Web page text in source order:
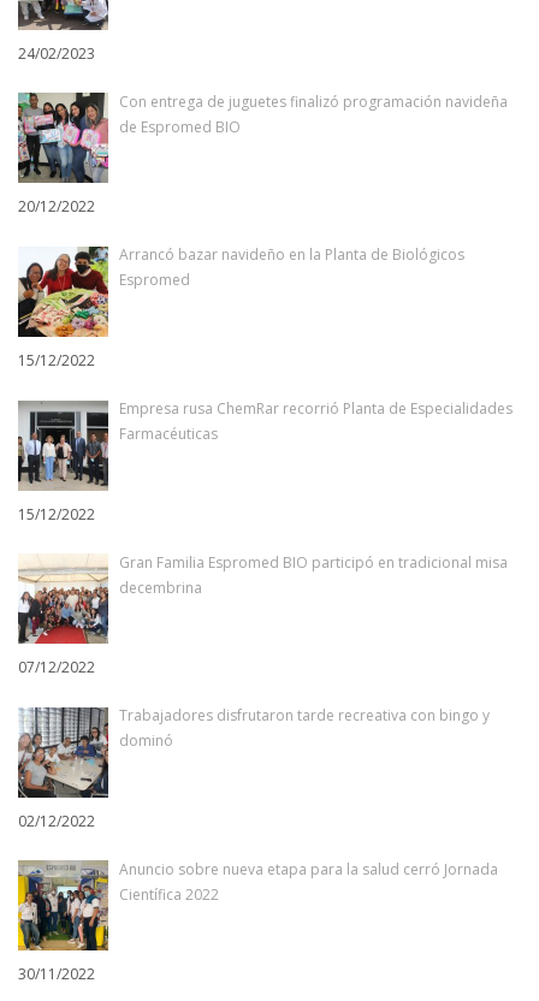
24/02/2023
Con entrega de juguetes finalizó programación navideña
de Espromed BIO
20/12/2022
Arrancó bazar navideño en la Planta de Biológicos
Espromed
15/12/2022
Empresa rusa ChemRar recorrió Planta de Especialidades
Farmacéuticas
15/12/2022
Gran Familia Espromed BIO participó en tradicional misa
decembrina
07/12/2022
Trabajadores disfrutaron tarde recreativa con bingo y
dominó
02/12/2022
Anuncio sobre nueva etapa para la salud cerró Jornada
Científica 2022
30/11/2022